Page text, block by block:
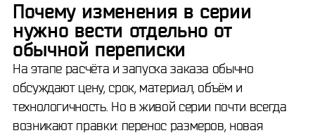
Почему изменения в серии
нужно вести отдельно от
обычной переписки
На этапе расчёта и запуска заказа обычно
обсуждают цену, срок, материал, объём и
технологичность. Но в живой серии почти всегда
возникают правки: перенос размеров, новая